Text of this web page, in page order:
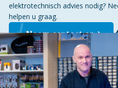
elektrotechnisch advies nodig?
helpen u graag.
Neem contact op